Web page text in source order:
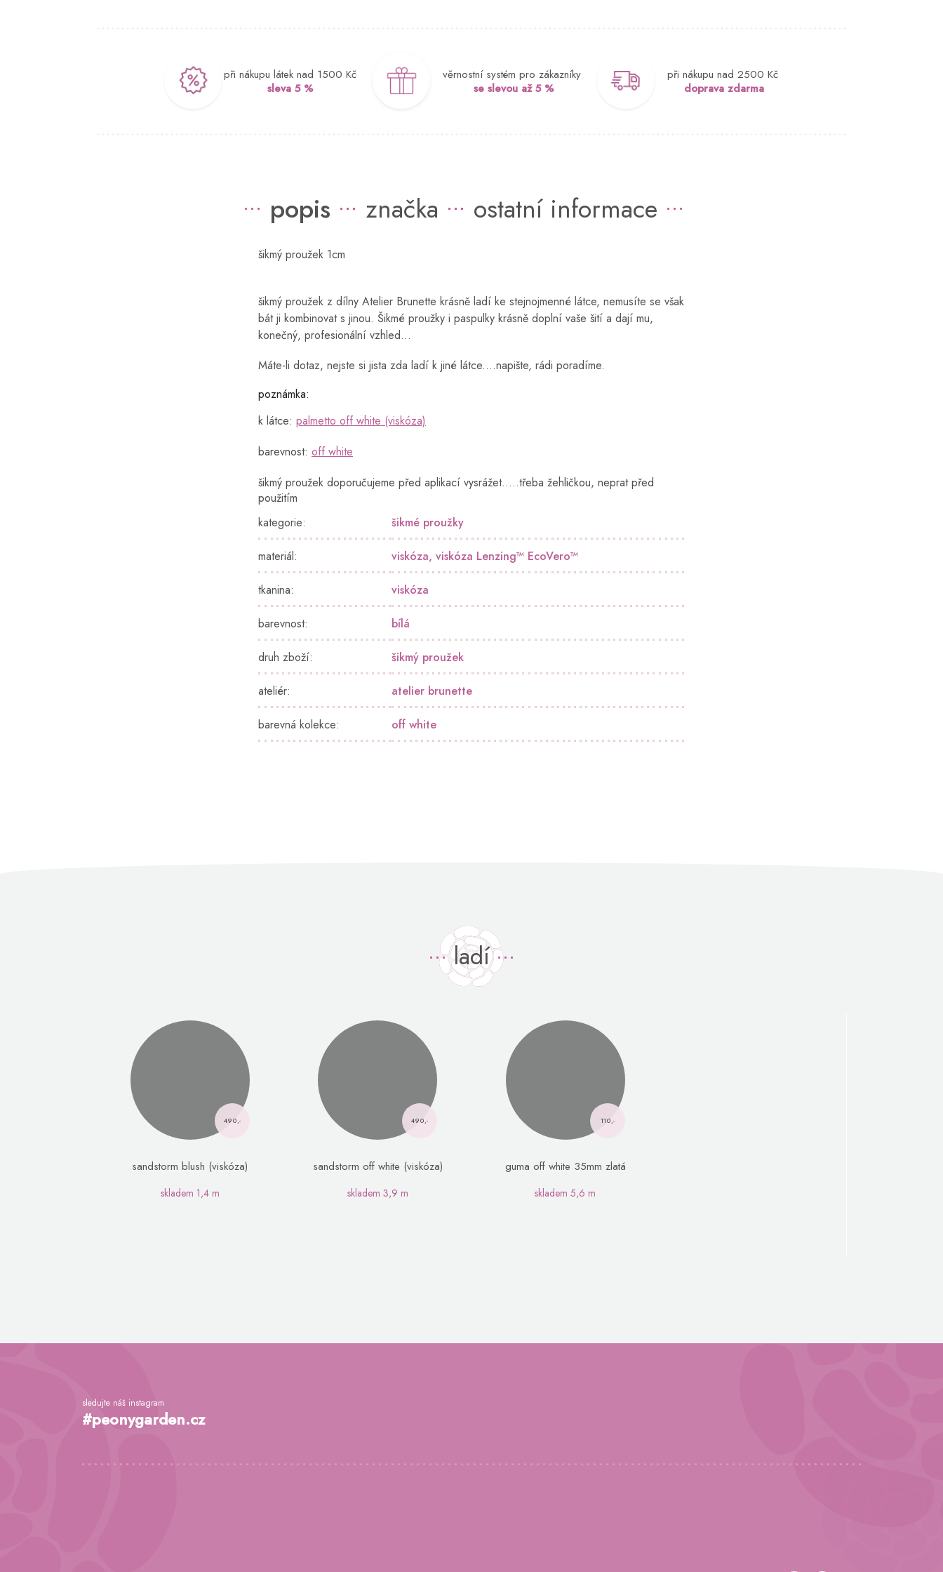
při nákupu látek nad 1500 Kč
sleva 5 %
věrnostní systém pro zákazníky
se slevou až 5 %
při nákupu nad 2500 Kč
doprava zdarma
popis značka ostatní informace
šikmý proužek 1cm
šikmý proužek z dílny Atelier Brunette krásně ladí ke stejnojmenné látce, nemusíte se však
bát ji kombinovat s jinou. Šikmé proužky i paspulky krásně doplní vaše šití a dají mu,
konečný, profesionální vzhled...
Máte-li dotaz, nejste si jista zda ladí k jiné látce....napište, rádi poradíme.
poznámka:
k látce: palmetto off white (viskóza)
barevnost: off white
šikmý proužek doporučujeme před aplikací vysrážet.....třeba žehličkou, neprat před
použitím
kategorie: šikmé proužky
materiál: viskóza, viskóza Lenzing™️ EcoVero™️
tkanina: viskóza
barevnost: bílá
druh zboží: šikmý proužek
ateliér: atelier brunette
barevná kolekce: off white
ladí
490,-
sandstorm blush (viskóza)
skladem 1,4 m
490,-
sandstorm off white (viskóza)
skladem 3,9 m
110,-
guma off white 35mm zlatá
skladem5,6 m
Z
sledujte náš instagram
#peonygarden.cz